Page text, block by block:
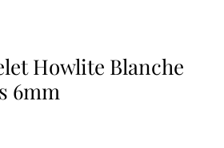
Howlite Blanche
6mm